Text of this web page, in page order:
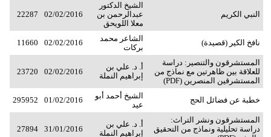
النبي الكريم
الشيخ الدكتور
عبدالرحمن بن
معلا اللويحق
02/02/2016
22287
نافخ الكير (قصيدة)
الشاعر محمد
بركات
02/02/2016
11660
المستشرقون والتنصير: دراسة
للعلاقة بين ظاهرتين مع نماذج من
المستشرقين المنصرين (PDF)
أ. د. علي بن
إبراهيم النملة
02/02/2016
23720
خطبة عن فضائل الحج
الشيخ أحمد أبو
عيد
01/02/2016
295952
المستشرقون ونشر التراث:
دراسة تحليلية ونماذج من التحقيق
أ. د. علي بن
إبراهيم النملة
31/01/2016
27894